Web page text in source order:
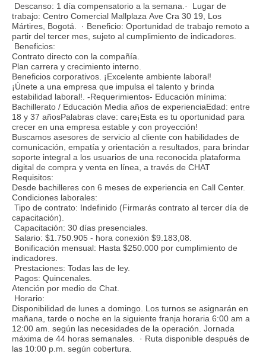
Descanso: 1 día compensatorio a la semana.· Lugar de
trabajo: Centro Comercial Mallplaza Ave Cra 30 19, Los
Mártires, Bogotá. · Beneficio: Oportunidad de trabajo remoto a
partir del tercer mes, sujeto al cumplimiento de indicadores.
Beneficios:
Contrato directo con la compañía.
Plan carrera y crecimiento interno.
Beneficios corporativos. ¡Excelente ambiente laboral!
¡Únete a una empresa que impulsa el talento y brinda
estabilidad laboral!. -Requerimientos- Educación mínima:
Bachillerato / Educación Media años de experienciaEdad: entre
18 y 37 añosPalabras clave: care¡Esta es tu oportunidad para
crecer en una empresa estable y con proyección!
Buscamos asesores de servicio al cliente con habilidades de
comunicación, empatía y orientación a resultados, para brindar
soporte integral a los usuarios de una reconocida plataforma
digital de compra y venta en línea, a través de CHAT
Requisitos:
Desde bachilleres con 6 meses de experiencia en Call Center.
Condiciones laborales:
Tipo de contrato: Indefinido (Firmarás contrato al tercer día de
capacitación).
Capacitación: 30 días presenciales.
Salario: $1.750.905 - hora conexión $9.183,08.
Bonificación mensual: Hasta $250.000 por cumplimiento de
indicadores.
Prestaciones: Todas las de ley.
Pagos: Quincenales.
Atención por medio de Chat.
Horario:
Disponibilidad de lunes a domingo. Los turnos se asignarán en
mañana, tarde o noche en la siguiente franja horaria 6:00 am a
12:00 am. según las necesidades de la operación. Jornada
máxima de 44 horas semanales. · Ruta disponible después de
las 10:00 p.m. según cobertura.